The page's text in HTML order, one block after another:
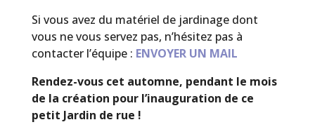
Si vous avez du matériel de jardinage dont
vous ne vous servez pas, n’hésitez pas à
contacter l’équipe : ENVOYER UN MAIL
Rendez-vous cet automne, pendant le mois
de la création pour l’inauguration de ce
petit Jardin de rue !